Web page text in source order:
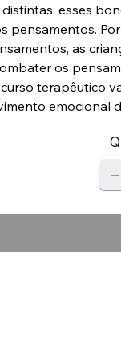
esses
pensamentos.
as
os
terapêutico
emocional